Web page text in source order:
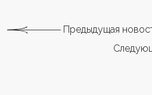
Предыдущая